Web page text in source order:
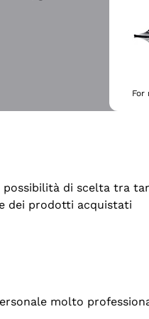
di scelta tra
dei prodotti acquistati
molto
For